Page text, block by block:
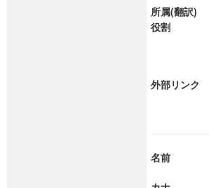
所属(翻訳)
役割
外部リンク
名前